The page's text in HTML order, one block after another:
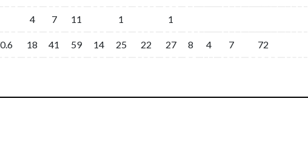
4 7 11 1 1
18 41 59 14 25 22 27 8 4 7 72